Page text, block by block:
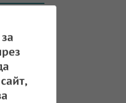
15.04.2024